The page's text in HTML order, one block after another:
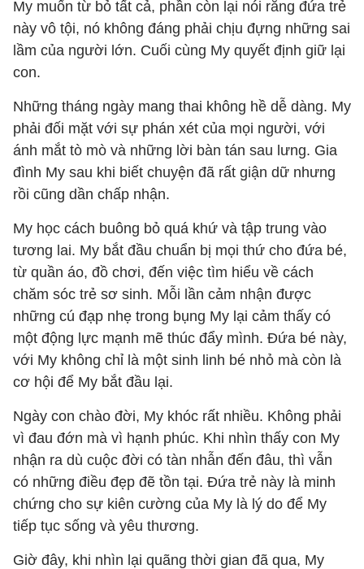
My muốn từ bỏ tất cả, phần còn lại nói rằng đứa trẻ
này vô tội, nó không đáng phải chịu đựng những sai
lầm của người lớn. Cuối cùng My quyết định giữ lại
con.
Những tháng ngày mang thai không hề dễ dàng. My
phải đối mặt với sự phán xét của mọi người, với
ánh mắt tò mò và những lời bàn tán sau lưng. Gia
đình My sau khi biết chuyện đã rất giận dữ nhưng
rồi cũng dần chấp nhận.
My học cách buông bỏ quá khứ và tập trung vào
tương lai. My bắt đầu chuẩn bị mọi thứ cho đứa bé,
từ quần áo, đồ chơi, đến việc tìm hiểu về cách
chăm sóc trẻ sơ sinh. Mỗi lần cảm nhận được
những cú đạp nhẹ trong bụng My lại cảm thấy có
một động lực mạnh mẽ thúc đẩy mình. Đứa bé này,
với My không chỉ là một sinh linh bé nhỏ mà còn là
cơ hội để My bắt đầu lại.
Ngày con chào đời, My khóc rất nhiều. Không phải
vì đau đớn mà vì hạnh phúc. Khi nhìn thấy con My
nhận ra dù cuộc đời có tàn nhẫn đến đâu, thì vẫn
có những điều đẹp đẽ tồn tại. Đứa trẻ này là minh
chứng cho sự kiên cường của My là lý do để My
tiếp tục sống và yêu thương.
Giờ đây, khi nhìn lại quãng thời gian đã qua, My